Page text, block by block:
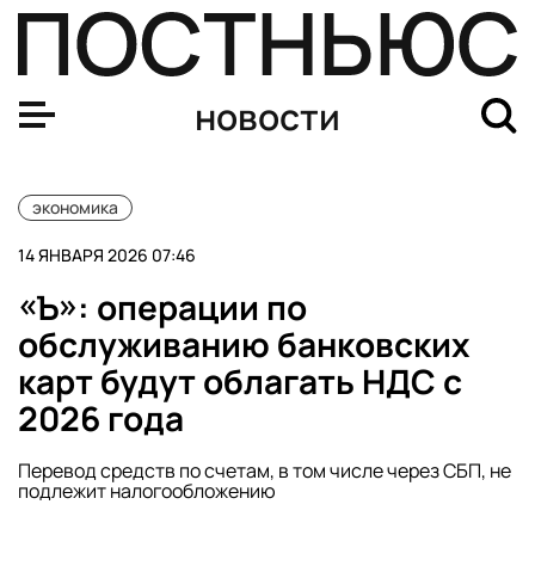
новости
экономика
14 ЯНВАРЯ 2026 07:46
«Ъ»: операции по
обслуживанию банковских
карт будут облагать НДС с
2026 года
Перевод средств по счетам, в том числе через СБП, не
подлежит налогообложению
Экономист Марамыгин: рост цен из-за НДС станет